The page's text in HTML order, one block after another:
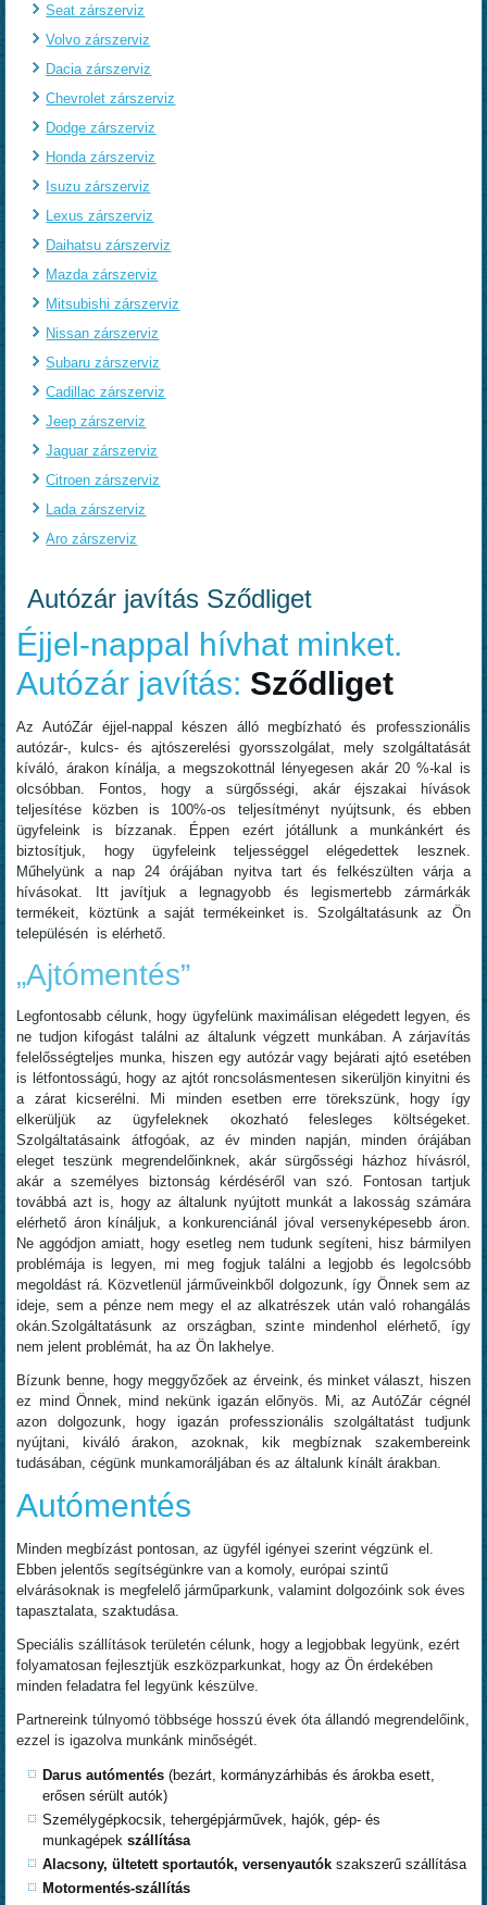
Seat zárszerviz
Volvo zárszerviz
Dacia zárszerviz
Chevrolet zárszerviz
Dodge zárszerviz
Honda zárszerviz
Isuzu zárszerviz
Lexus zárszerviz
Daihatsu zárszerviz
Mazda zárszerviz
Mitsubishi zárszerviz
Nissan zárszerviz
Subaru zárszerviz
Cadillac zárszerviz
Jeep zárszerviz
Jaguar zárszerviz
Citroen zárszerviz
Lada zárszerviz
Aro zárszerviz
Autózár javítás Sződliget
Éjjel-nappal hívhat minket.
Autózár javítás: Sződliget
Az AutóZár éjjel-nappal készen álló megbízható és professzionális
autózár-, kulcs- és ajtószerelési gyorsszolgálat, mely szolgáltatását
kíváló, árakon kínálja, a megszokottnál lényegesen akár 20 %-kal is
olcsóbban. Fontos, hogy a sürgősségi, akár éjszakai hívások
teljesítése közben is 100%-os teljesítményt nyújtsunk, és ebben
ügyfeleink is bízzanak. Éppen ezért jótállunk a munkánkért és
biztosítjuk, hogy ügyfeleink teljességgel elégedettek lesznek.
Műhelyünk a nap 24 órájában nyitva tart és felkészülten várja a
hívásokat. Itt javítjuk a legnagyobb és legismertebb zármárkák
termékeit, köztünk a saját termékeinket is. Szolgáltatásunk az Ön
településén is elérhető.
„Ajtómentés”
Legfontosabb célunk, hogy ügyfelünk maximálisan elégedett legyen, és
ne tudjon kifogást találni az általunk végzett munkában. A zárjavítás
felelősségteljes munka, hiszen egy autózár vagy bejárati ajtó esetében
is létfontosságú, hogy az ajtót roncsolásmentesen sikerüljön kinyitni és
a zárat kicserélni. Mi minden esetben erre törekszünk, hogy így
elkerüljük az ügyfeleknek okozható felesleges költségeket.
Szolgáltatásaink átfogóak, az év minden napján, minden órájában
eleget teszünk megrendelőinknek, akár sürgősségi házhoz hívásról,
akár a személyes biztonság kérdéséről van szó. Fontosan tartjuk
továbbá azt is, hogy az általunk nyújtott munkát a lakosság számára
elérhető áron kínáljuk, a konkurenciánál jóval versenyképesebb áron.
Ne aggódjon amiatt, hogy esetleg nem tudunk segíteni, hisz bármilyen
problémája is legyen, mi meg fogjuk találni a legjobb és legolcsóbb
megoldást rá. Közvetlenül járműveinkből dolgozunk, így Önnek sem az
ideje, sem a pénze nem megy el az alkatrészek után való rohangálás
okán.Szolgáltatásunk az országban, szinte mindenhol elérhető, így
nem jelent problémát, ha az Ön lakhelye.
Bízunk benne, hogy meggyőzőek az érveink, és minket választ, hiszen
ez mind Önnek, mind nekünk igazán előnyös. Mi, az AutóZár cégnél
azon dolgozunk, hogy igazán professzionális szolgáltatást tudjunk
nyújtani, kiváló árakon, azoknak, kik megbíznak szakembereink
tudásában, cégünk munkamoráljában és az általunk kínált árakban.
Autómentés
Minden megbízást pontosan, az ügyfél igényei szerint végzünk el.
Ebben jelentős segítségünkre van a komoly, európai szintű
elvárásoknak is megfelelő járműparkunk, valamint dolgozóink sok éves
tapasztalata, szaktudása.
Speciális szállítások területén célunk, hogy a legjobbak legyünk, ezért
folyamatosan fejlesztjük eszközparkunkat, hogy az Ön érdekében
minden feladatra fel legyünk készülve.
Partnereink túlnyomó többsége hosszú évek óta állandó megrendelőink,
ezzel is igazolva munkánk minőségét.
Darus autómentés(bezárt, kormányzárhibás és árokba esett,
erősen sérült autók)
Személygépkocsik, tehergépjárművek, hajók, gép- és
munkagépekszállítása
Alacsony, ültetett sportautók, versenyautókszakszerű szállítása
Motormentés-szállítás